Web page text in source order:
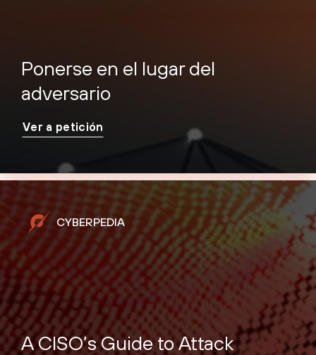
Ponerse en el lugar del
adversario
Ver a petición
CYBERPEDIA
A CISO’s Guide to Attack